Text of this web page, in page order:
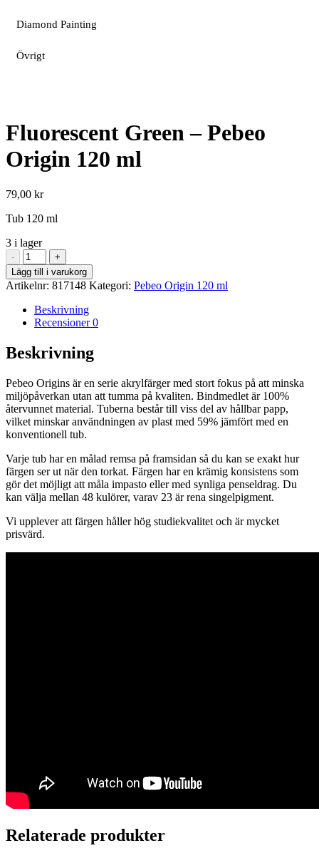
Diamond Painting
Övrigt
Fluorescent Green – Pebeo
Origin 120 ml
79,00 kr
Tub 120 ml
3 i lager
-
Fluorescent
Green
-
Pebeo
Origin
120
mängd
+
Lägg till i varukorg
Artikelnr: 817148 Kategori: Pebeo Origin 120 ml
Beskrivning
Recensioner0
Beskrivning
Pebeo Origins är en serie akrylfärger med stort fokus på att minska
miljöpåverkan utan att tumma på kvaliten. Bindmedlet är 100%
återvunnet material. Tuberna består till viss del av hållbar papp,
vilket minskar användningen av plast med 59% jämfört med en
konventionell tub.
Varje tub har en målad remsa på framsidan så du kan se exakt hur
färgen ser ut när den torkat. Färgen har en krämig konsistens som
gör det möjligt att måla impasto eller med synliga penseldrag. Du
kan välja mellan 48 kulörer, varav 23 är rena singelpigment.
Vi upplever att färgen håller hög studiekvalitet och är mycket
prisvärd.
Relaterade produkter